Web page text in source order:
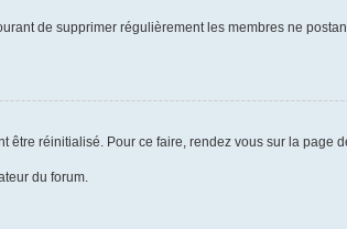
de supprimer régulièrement les membres ne
réinitialisé. Pour ce faire, rendez vous sur la page
du forum.